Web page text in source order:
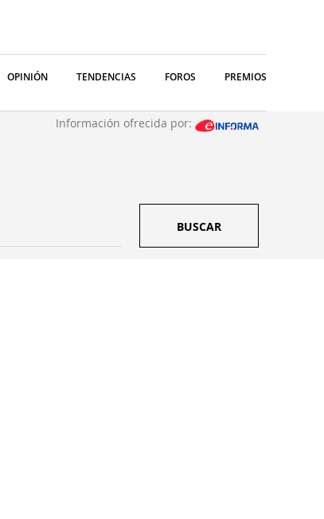
OPINIÓN TENDENCIAS FOROS PREMIOS
Información ofrecida por:
BUSCAR